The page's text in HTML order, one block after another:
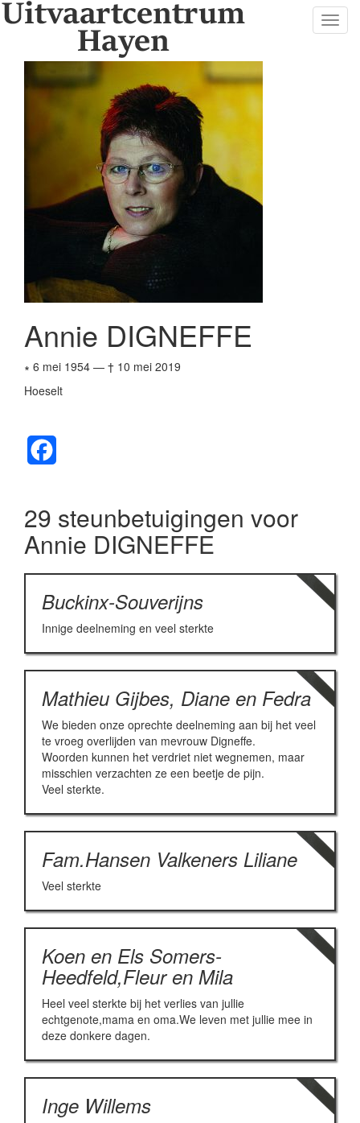
Annie DIGNEFFE
∗ 6 mei 1954 — † 10 mei 2019
Hoeselt
29 steunbetuigingen voor
Annie DIGNEFFE
Buckinx-Souverijns
Innige deelneming en veel sterkte
Mathieu Gijbes, Diane en Fedra
We bieden onze oprechte deelneming aan bij het veel
te vroeg overlijden van mevrouw Digneffe.
Woorden kunnen het verdriet niet wegnemen, maar
misschien verzachten ze een beetje de pijn.
Veel sterkte.
Fam.Hansen Valkeners Liliane
Veel sterkte
Koen en Els Somers-
Heedfeld,Fleur en Mila
Heel veel sterkte bij het verlies van jullie
echtgenote,mama en oma.We leven met jullie mee in
deze donkere dagen.
Inge Willems